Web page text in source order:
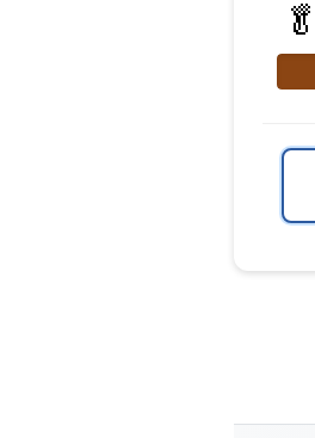
🥬